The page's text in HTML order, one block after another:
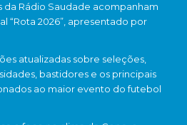
da Rádio Saudade acompanham
“Rota 2026”, apresentado por
atualizadas sobre seleções,
bastidores e os principais
ao maior evento do futebol